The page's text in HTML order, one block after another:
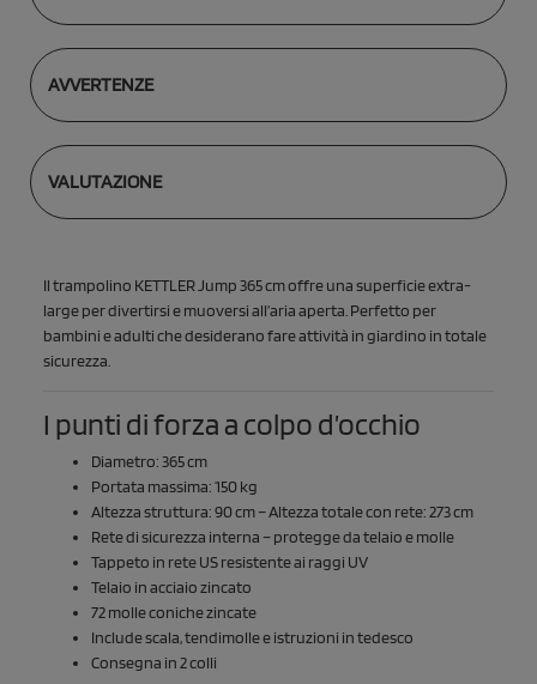
AVVERTENZE
VALUTAZIONE
Il trampolino KETTLER Jump 365 cm offre una superficie extra-
large per divertirsi e muoversi all’aria aperta. Perfetto per
bambini e adulti che desiderano fare attività in giardino in totale
sicurezza.
I punti di forza a colpo d’occhio
Diametro: 365 cm
Portata massima: 150 kg
Altezza struttura: 90 cm – Altezza totale con rete: 273 cm
Rete di sicurezza interna – protegge da telaio e molle
Tappeto in rete US resistente ai raggi UV
Telaio in acciaio zincato
72 molle coniche zincate
Include scala, tendimolle e istruzioni in tedesco
Consegna in 2 colli